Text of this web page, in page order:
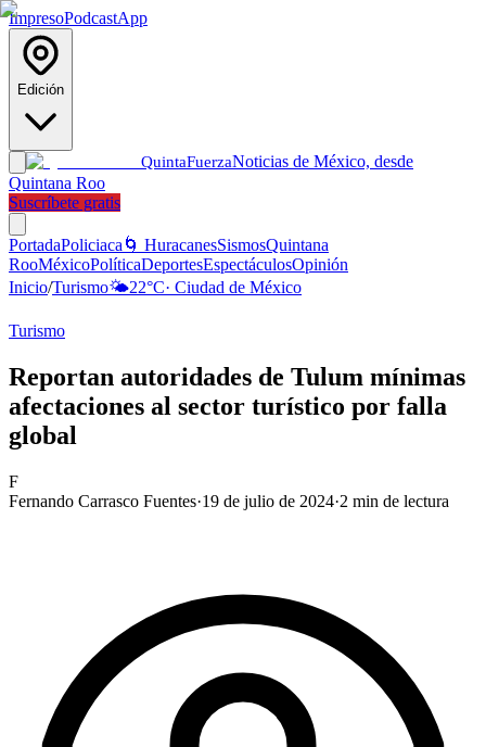
ImpresoPodcastApp
Edición
QuintaFuerzaNoticias de México, desde
Quintana Roo
Suscríbete gratis
PortadaPoliciaca 🌀 HuracanesSismosQuintana
RooMéxicoPolíticaDeportesEspectáculosOpinión
Inicio/Turismo🌤️22°C· Ciudad de México
Turismo
Reportan autoridades de Tulum mínimas
afectaciones al sector turístico por falla
global
F
Fernando Carrasco Fuentes·19 de julio de 2024·2 min de lectura